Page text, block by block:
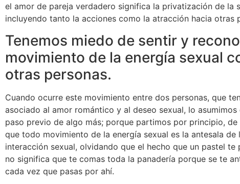
el amor de pareja verdadero significa la privatización de la
incluyendo tanto la acciones como la atracción hacia otras
Tenemos miedo de sentir y
movimiento de la energía sexual
otras personas.
Cuando ocurre este movimiento entre dos personas, que
asociado al amor romántico y al deseo sexual, lo asumimos
paso previo de algo más; porque partimos por principio, de
que todo movimiento de la energía sexual es la antesala de
interacción sexual, olvidando que el hecho que un pastel te
no significa que te comas toda la panadería porque se te
cada vez que pasas por ahí.